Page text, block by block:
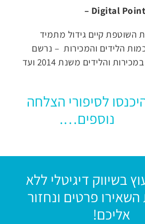
השוטפת קיים גידול מתמיד
הלידים והמכירות – נרשם
גידול של כ- 30% במכירות והלידים משנת 2014 ועד
לסיפורי הצלחה
נוספים….
בשיווק דיגיטלי ללא
פרטים ונחזור
אליכם!